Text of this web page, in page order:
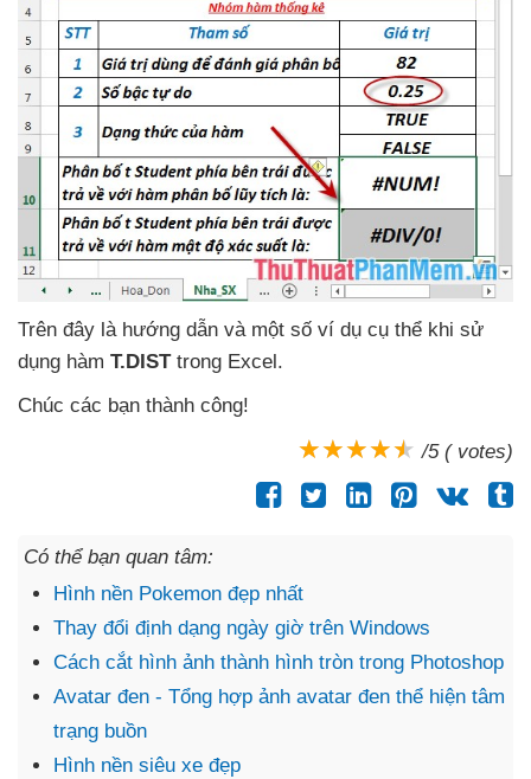
Trên đây là hướng dẫn và một số ví dụ cụ thể khi sử
dụng hàm T.DIST trong Excel.
Chúc các bạn thành công!
/5 ( votes)
Có thể bạn quan tâm:
Hình nền Pokemon đẹp nhất
Thay đổi định dạng ngày giờ trên Windows
Cách cắt hình ảnh thành hình tròn trong Photoshop
Avatar đen - Tổng hợp ảnh avatar đen thể hiện tâm
trạng buồn
Hình nền siêu xe đẹp